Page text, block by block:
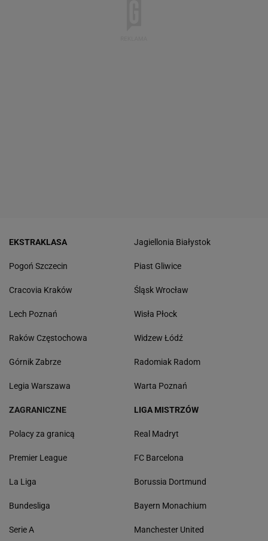
EKSTRAKLASA
Pogoń Szczecin
Cracovia Kraków
Lech Poznań
Raków Częstochowa
Górnik Zabrze
Legia Warszawa
Jagiellonia Białystok
Piast Gliwice
Śląsk Wrocław
Wisła Płock
Widzew Łódź
Radomiak Radom
Warta Poznań
ZAGRANICZNE
Polacy za granicą
Premier League
La Liga
Bundesliga
Serie A
LIGA MISTRZÓW
Real Madryt
FC Barcelona
Borussia Dortmund
Bayern Monachium
Manchester United